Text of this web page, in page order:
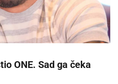
ONE. Sad ga čeka